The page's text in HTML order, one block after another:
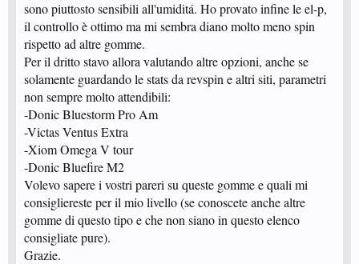
sono piuttosto sensibili all'umiditá. Ho provato infine le el-p,
il controllo è ottimo ma mi sembra diano molto meno spin
rispetto ad altre gomme.
Per il dritto stavo allora valutando altre opzioni, anche se
solamente guardando le stats da revspin e altri siti, parametri
non sempre molto attendibili:
-Donic Bluestorm Pro Am
-Victas Ventus Extra
-Xiom Omega V tour
-Donic Bluefire M2
Volevo sapere i vostri pareri su queste gomme e quali mi
consigliereste per il mio livello (se conoscete anche altre
gomme di questo tipo e che non siano in questo elenco
consigliate pure).
Grazie.